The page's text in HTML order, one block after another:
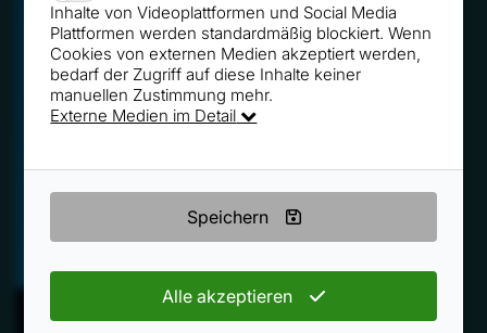
Inhalte von Videoplattformen und Social Media
Plattformen werden standardmäßig blockiert. Wenn
Cookies von externen Medien akzeptiert werden,
bedarf der Zugriff auf diese Inhalte keiner
manuellen Zustimmung mehr.
Externe Medien im Detail
Speichern
Alle akzeptieren